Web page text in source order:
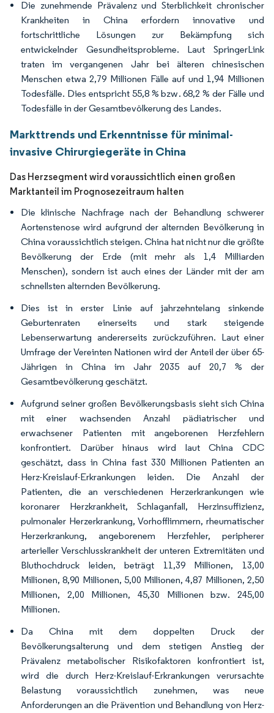
Die zunehmende Prävalenz und Sterblichkeit chronischer
Krankheiten in China erfordern innovative und
fortschrittliche Lösungen zur Bekämpfung sich
entwickelnder Gesundheitsprobleme. Laut SpringerLink
traten im vergangenen Jahr bei älteren chinesischen
Menschen etwa 2,79 Millionen Fälle auf und 1,94 Millionen
Todesfälle. Dies entspricht 55,8 % bzw. 68,2 % der Fälle und
Todesfälle in der Gesamtbevölkerung des Landes.
Markttrends und Erkenntnisse für minimal-
invasive Chirurgiegeräte in China
Das Herzsegment wird voraussichtlich einen großen
Marktanteil im Prognosezeitraum halten
Die klinische Nachfrage nach der Behandlung schwerer
Aortenstenose wird aufgrund der alternden Bevölkerung in
China voraussichtlich steigen. China hat nicht nur die größte
Bevölkerung der Erde (mit mehr als 1,4 Milliarden
Menschen), sondern ist auch eines der Länder mit der am
schnellsten alternden Bevölkerung.
Dies ist in erster Linie auf jahrzehntelang sinkende
Geburtenraten einerseits und stark steigende
Lebenserwartung andererseits zurückzuführen. Laut einer
Umfrage der Vereinten Nationen wird der Anteil der über 65-
Jährigen in China im Jahr 2035 auf 20,7 % der
Gesamtbevölkerung geschätzt.
Aufgrund seiner großen Bevölkerungsbasis sieht sich China
mit einer wachsenden Anzahl pädiatrischer und
erwachsener Patienten mit angeborenen Herzfehlern
konfrontiert. Darüber hinaus wird laut China CDC
geschätzt, dass in China fast 330 Millionen Patienten an
Herz-Kreislauf-Erkrankungen leiden. Die Anzahl der
Patienten, die an verschiedenen Herzerkrankungen wie
koronarer Herzkrankheit, Schlaganfall, Herzinsuffizienz,
pulmonaler Herzerkrankung, Vorhofflimmern, rheumatischer
Herzerkrankung, angeborenem Herzfehler, peripherer
arterieller Verschlusskrankheit der unteren Extremitäten und
Bluthochdruck leiden, beträgt 11,39 Millionen, 13,00
Millionen, 8,90 Millionen, 5,00 Millionen, 4,87 Millionen, 2,50
Millionen, 2,00 Millionen, 45,30 Millionen bzw. 245,00
Millionen.
Da China mit dem doppelten Druck der
Bevölkerungsalterung und dem stetigen Anstieg der
Prävalenz metabolischer Risikofaktoren konfrontiert ist,
wird die durch Herz-Kreislauf-Erkrankungen verursachte
Belastung voraussichtlich zunehmen, was neue
Anforderungen an die Prävention und Behandlung von Herz-